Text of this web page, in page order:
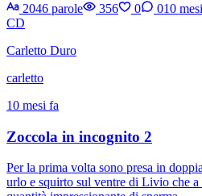
2046 parole
356 0 010
CD
Carletto Duro
carletto
10 mesi fa
Zoccola in incognito 2
Per la prima volta sono presa in
urlo e squirto sul ventre di Livio che a